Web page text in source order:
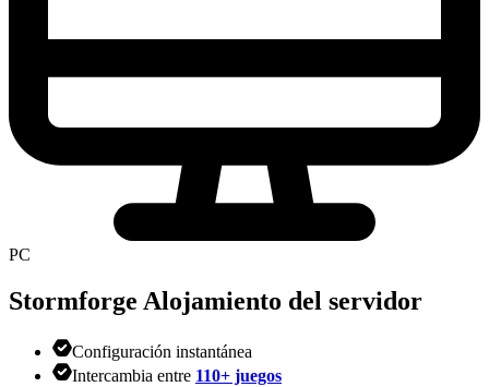
PC
Stormforge Alojamiento del servidor
Configuración instantánea
Intercambia entre 110+ juegos